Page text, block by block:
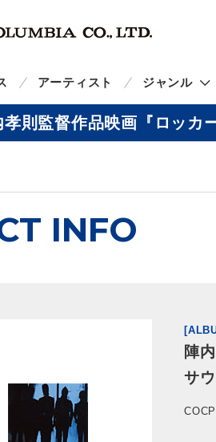
アーティスト ジャンル
孝則監督作品映画『ロッカ
INFO
陣
サ